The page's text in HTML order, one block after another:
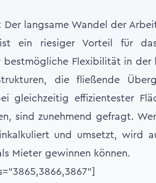
langsame Wandel der
ist ein riesiger Vorteil für
Flexibilität in der
die fließende
gleichzeitig effizientester
sind zunehmend gefragt.
und umsetzt, wird
Mieter gewinnen können.